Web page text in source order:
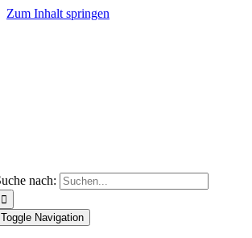
Zum Inhalt springen
nach:
Toggle Navigation